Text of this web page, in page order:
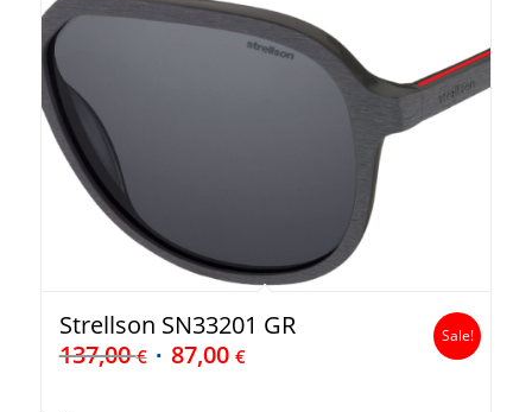
Strellson SN33201 GR
137,00€ 87,00 €
Sale!